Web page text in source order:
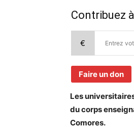
Contribuez
€
Faire un don
Les
du corps
Comores.